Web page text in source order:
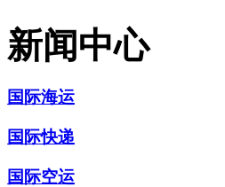
新闻中心
国际海运
国际快递
国际空运